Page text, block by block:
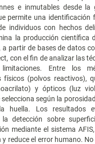
e inmutables desde
permite una identificación
individuos con hechos
la producción científica
a partir de bases de datos
con el fin de analizar las
Entre los
físicos (polvos reactivos),
y ópticos (luz
según la
huella. Los resultados
la detección sobre
mediante el sistema
reduce el error humano.